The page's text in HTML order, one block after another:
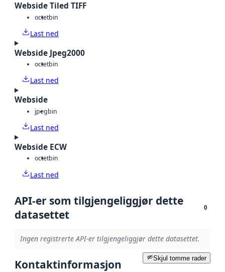
Webside Tiled TIFF
octetbin
Last ned
Webside Jpeg2000
octetbin
Last ned
Webside
jpegbin
Last ned
Webside ECW
octetbin
Last ned
API-er som tilgjengeliggjør dette
datasettet
0
Ingen registrerte API-er tilgjengeliggjør dette datasettet.
Skjul tomme rader
Kontaktinformasjon